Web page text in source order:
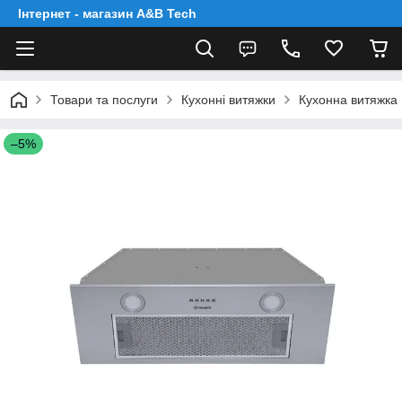
Інтернет - магазин A&B Tech
Товари та послуги Кухонні витяжки Кухонна
–5%